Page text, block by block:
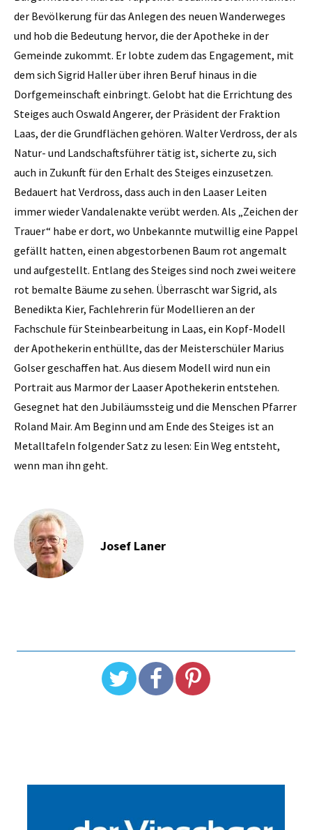
der Bevölkerung für das Anlegen des neuen Wanderweges
und hob die Bedeutung hervor, die der Apotheke in der
Gemeinde zukommt. Er lobte zudem das Engagement, mit
dem sich Sigrid Haller über ihren Beruf hinaus in die
Dorfgemeinschaft einbringt. Gelobt hat die Errichtung des
Steiges auch Oswald Angerer, der Präsident der Fraktion
Laas, der die Grundflächen gehören. Walter Verdross, der als
Natur- und Landschaftsführer tätig ist, sicherte zu, sich
auch in Zukunft für den Erhalt des Steiges einzusetzen.
Bedauert hat Verdross, dass auch in den Laaser Leiten
immer wieder Vandalenakte verübt werden. Als „Zeichen der
Trauer“ habe er dort, wo Unbekannte mutwillig eine Pappel
gefällt hatten, einen abgestorbenen Baum rot angemalt
und aufgestellt. Entlang des Steiges sind noch zwei weitere
rot bemalte Bäume zu sehen. Überrascht war Sigrid, als
Benedikta Kier, Fachlehrerin für Modellieren an der
Fachschule für Stein­bearbeitung in Laas, ein Kopf-Modell
der Apothekerin enthüllte, das der Meisterschüler Marius
Golser geschaffen hat. Aus diesem Modell wird nun ein
Portrait aus Marmor der Laaser Apothekerin entstehen.
Gesegnet hat den Jubiläumssteig und die Menschen Pfarrer
Roland Mair. Am Beginn und am Ende des Steiges ist an
Metalltafeln folgender Satz zu lesen: Ein Weg entsteht,
wenn man ihn geht.
Josef Laner